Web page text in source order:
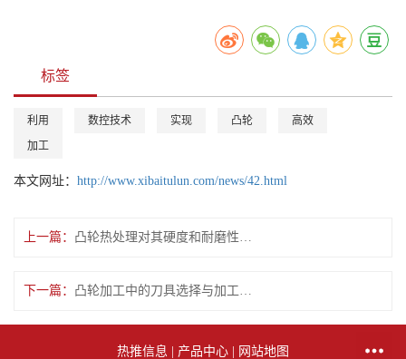
标签
利用 数控技术 实现 凸轮
高效
加工
本文网址： http://www.xibaitulun.com/news/42.html
上一篇：
下一篇：
热推信息 产品中心 网站地图